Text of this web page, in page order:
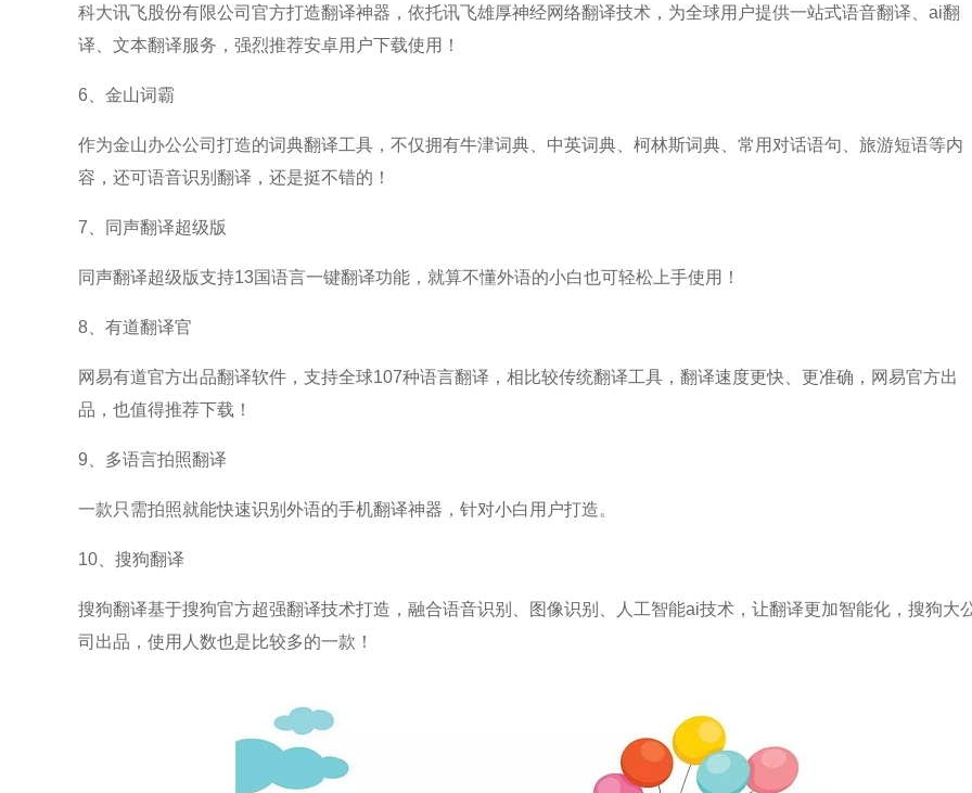
科大讯飞股份有限公司官方打造翻译神器，依托讯飞雄厚神经网络翻译技术，为全球用户提供一站式语音翻译、ai翻
译、文本翻译服务，强烈推荐安卓用户下载使用！
6、金山词霸
作为金山办公公司打造的词典翻译工具，不仅拥有牛津词典、中英词典、柯林斯词典、常用对话语句、旅游短语等内
容，还可语音识别翻译，还是挺不错的！
7、同声翻译超级版
同声翻译超级版支持13国语言一键翻译功能，就算不懂外语的小白也可轻松上手使用！
8、有道翻译官
网易有道官方出品翻译软件，支持全球107种语言翻译，相比较传统翻译工具，翻译速度更快、更准确，网易官方出
品，也值得推荐下载！
9、多语言拍照翻译
一款只需拍照就能快速识别外语的手机翻译神器，针对小白用户打造。
10、搜狗翻译
搜狗翻译基于搜狗官方超强翻译技术打造，融合语音识别、图像识别、人工智能ai技术，让翻译更加智能化，搜狗大
司出品，使用人数也是比较多的一款！